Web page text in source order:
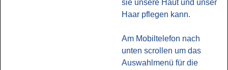
sie unsere Haut und unser
Haar pflegen kann.
Am Mobiltelefon nach
unten scrollen um das
Auswahlmenü für die